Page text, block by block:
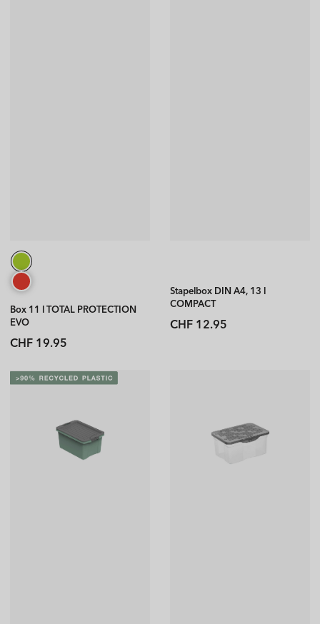
Box 11 l TOTAL PROTECTION
EVO
Normaler
CHF 19.95
Stapelbox DIN A4, 13 l
COMPACT
Normaler
CHF 12.95